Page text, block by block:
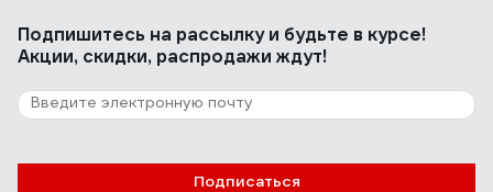
Подпишитесь на рассылкуи будьте в курсе!
Акции, скидки, распродажи ждут!
Подписаться